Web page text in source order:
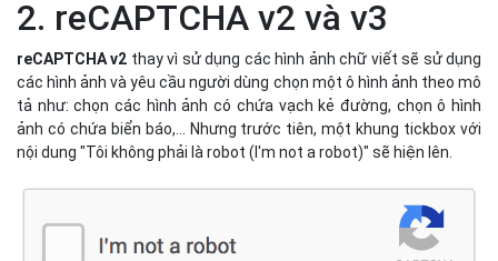
2. reCAPTCHA v2 và v3
reCAPTCHA v2 thay vì sử dụng các hình ảnh chữ viết sẽ sử dụng
các hình ảnh và yêu cầu người dùng chọn một ô hình ảnh theo mô
tả như: chọn các hình ảnh có chứa vạch kẻ đường, chọn ô hình
ảnh có chứa biển báo,… Nhưng trước tiên, một khung tickbox với
nội dung "Tôi không phải là robot (I'm not a robot)" sẽ hiện lên.